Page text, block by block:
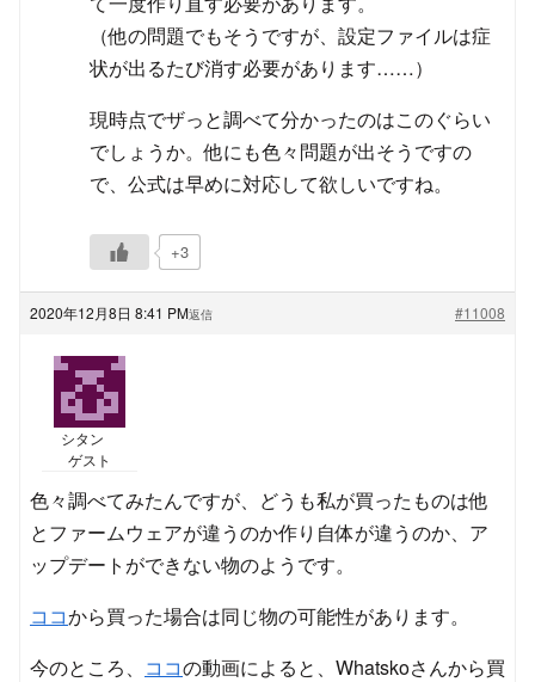
（他の問題でもそうですが、設定ファイルは症
状が出るたび消す必要があります……）
現時点でザっと調べて分かったのはこのぐらい
でしょうか。他にも色々問題が出そうですの
で、公式は早めに対応して欲しいですね。
+3
2020年12月8日 8:41 PM #11008
返信
シタン
ゲスト
色々調べてみたんですが、どうも私が買ったものは他
とファームウェアが違うのか作り自体が違うのか、ア
ップデートができない物のようです。
ココから買った場合は同じ物の可能性があります。
今のところ、 ココの動画によると、Whatskoさんから買